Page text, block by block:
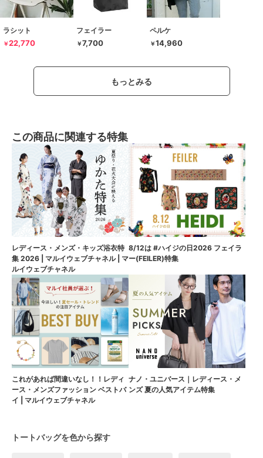
ラシット
￥22,770
フェイラー
￥7,700
ペルケ
￥14,960
もっとみる
この商品に関連する特集
レディース・メンズ・キッズ浴衣特
集 2026 | マルイウェブチャネル | マ
ルイウェブチャネル
8/12は #ハイジの日2026 フェイラ
ー(FEILER)特集
これがあれば間違いなし！！レディ
ース・メンズファッション ベストバ
イ | マルイウェブチャネル
ナノ・ユニバース｜レディース・メ
ンズ 夏の人気アイテム特集
トートバッグを色から探す